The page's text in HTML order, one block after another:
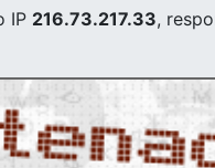
IP 216.73.217.33,